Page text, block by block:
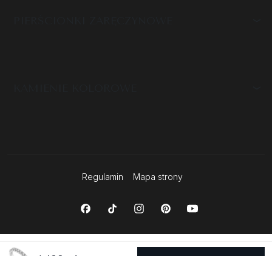
Regulamin Mapa strony